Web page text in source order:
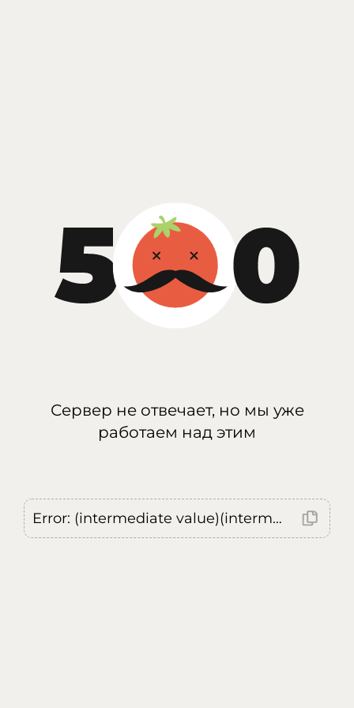
Сервер не отвечает, но мы уже
работаем над этим
Error: (intermediate value)(intermediate value)(intermediate value).replaceAll is not a function